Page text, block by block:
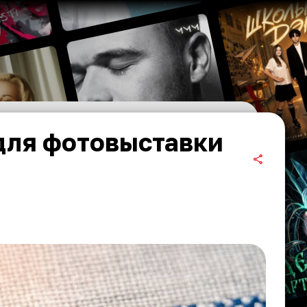
фотовыставки